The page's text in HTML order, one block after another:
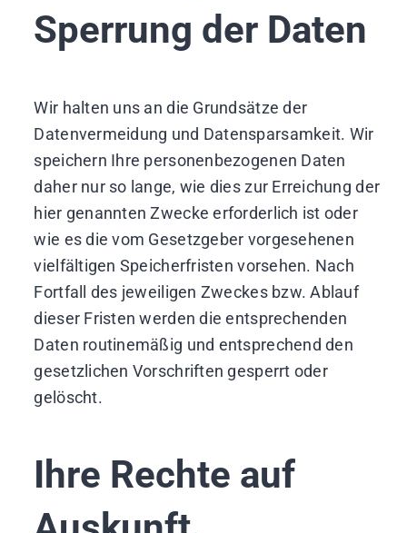
Sperrung der Daten
Wir halten uns an die Grundsätze der
Datenvermeidung und Datensparsamkeit. Wir
speichern Ihre personenbezogenen Daten
daher nur so lange, wie dies zur Erreichung der
hier genannten Zwecke erforderlich ist oder
wie es die vom Gesetzgeber vorgesehenen
vielfältigen Speicherfristen vorsehen. Nach
Fortfall des jeweiligen Zweckes bzw. Ablauf
dieser Fristen werden die entsprechenden
Daten routinemäßig und entsprechend den
gesetzlichen Vorschriften gesperrt oder
gelöscht.
Ihre Rechte auf